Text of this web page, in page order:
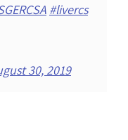
#livercs
30, 2019